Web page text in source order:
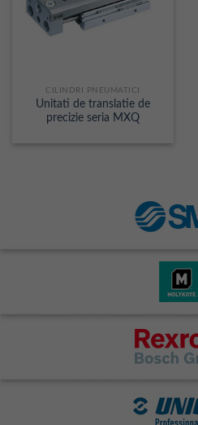
CILINDRI PNEUMATICI
Unitati de translatie de
precizie seria MXQ